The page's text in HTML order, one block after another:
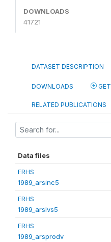
DOWNLOADS
41721
DATASET DESCRIPTION
DOWNLOADS
RELATED PUBLICATIONS
Data files
ERHS
1989_arsinc5
ERHS
1989_arslvs5
ERHS
1989_arsprodv